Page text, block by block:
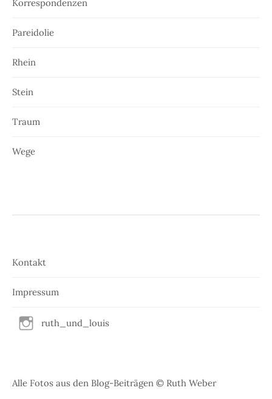
Korrespondenzen
Pareidolie
Rhein
Stein
Traum
Wege
Kontakt
Impressum
ruth_und_louis
Alle Fotos aus den Blog-Beiträgen © Ruth Weber